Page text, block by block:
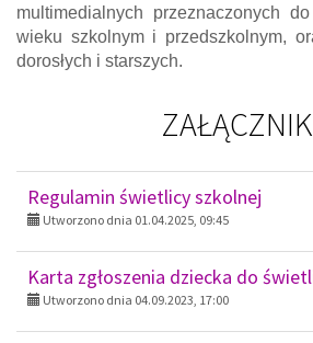
multimedialnych przeznaczonych
wieku szkolnym i przedszkolnym,
dorosłych i starszych.
Regulamin świetlicy szkolnej
Utworzono dnia 01.04.2025, 09:45
Karta zgłoszenia dziecka do
Utworzono dnia 04.09.2023, 17:00